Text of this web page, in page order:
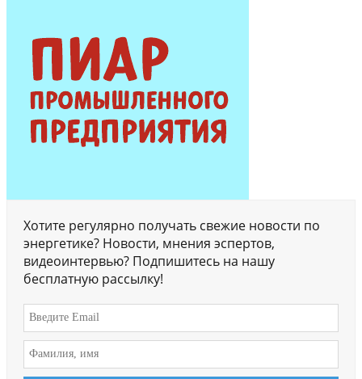
Хотите регулярно получать свежие новости по
энергетике? Новости, мнения эспертов,
видеоинтервью? Подпишитесь на нашу
бесплатную рассылку!